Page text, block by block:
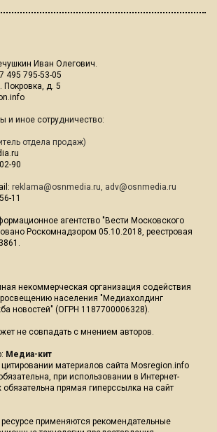
Иван Олегович.
495 795-53-05
Покровка, д. 5
и иное сотрудничество:
отдела продаж)
90
reklama@osnmedia.ru, adv@osnmedia.ru
11
агентство "Вести Московского
Роскомнадзором 05.10.2018, реестровая
некоммерческая организация содействия
населения "Медиахолдинг
новостей" (ОГРН 1187700006328).
не совпадать с мнением авторов.
Медиа-кит
материалов сайта Mosregion.info
при использовании в Интернет-
обязательна прямая гиперссылка на сайт
применяются рекомендательные